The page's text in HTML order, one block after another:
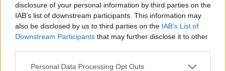
disclosure of your personal information by third parties on the
IAB’s list of downstream participants. This information may
also be disclosed by us to third parties on the IAB’s List of
Downstream Participants that may further disclose it to other
Personal Data Processing Opt Outs